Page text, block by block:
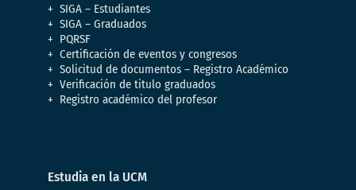
SIGA – Estudiantes
SIGA – Graduados
PQRSF
Certificación de eventos y congresos
Solicitud de documentos – Registro Académico
Verificación de titulo graduados
Registro académico del profesor
Estudia en la UCM